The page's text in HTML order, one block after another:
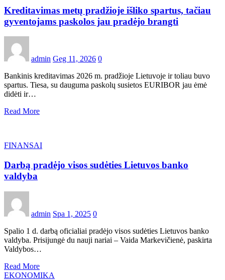
Kreditavimas metų pradžioje išliko spartus, tačiau
gyventojams paskolos jau pradėjo brangti
admin Geg 11, 2026 0
Bankinis kreditavimas 2026 m. pradžioje Lietuvoje ir toliau buvo
spartus. Tiesa, su dauguma paskolų susietos EURIBOR jau ėmė
didėti ir…
Read More
FINANSAI
Darbą pradėjo visos sudėties Lietuvos banko
valdyba
admin Spa 1, 2025 0
Spalio 1 d. darbą oficialiai pradėjo visos sudėties Lietuvos banko
valdyba. Prisijungė du nauji nariai – Vaida Markevičienė, paskirta
Valdybos…
Read More
EKONOMIKA